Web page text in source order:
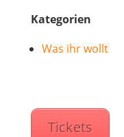
Kategorien
Was ihr wollt
Tickets